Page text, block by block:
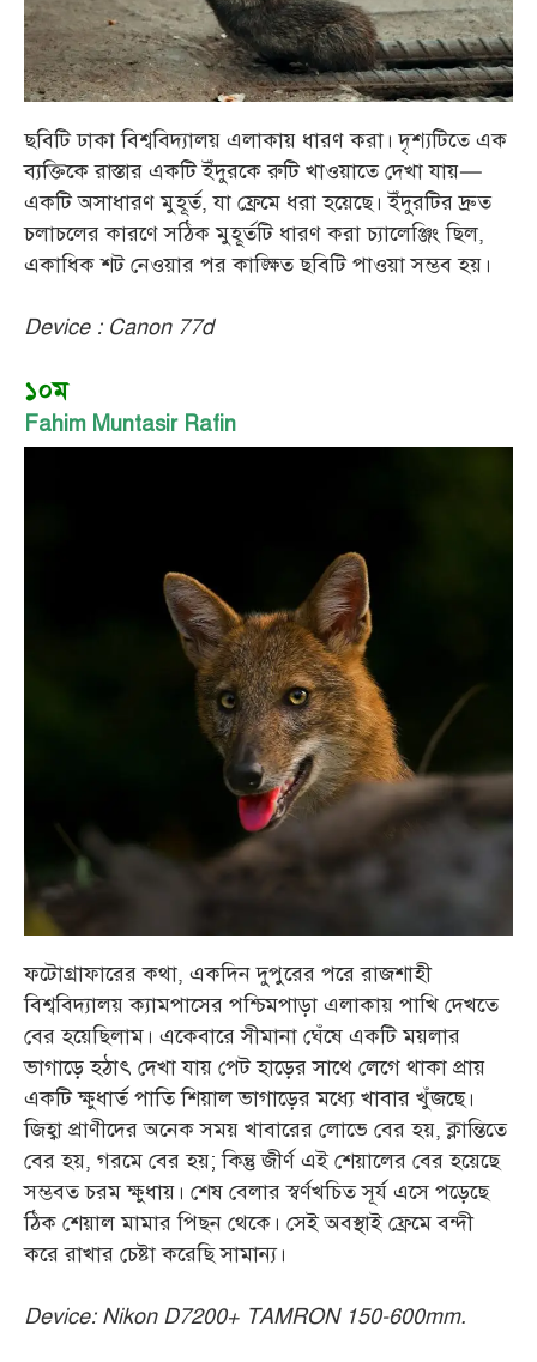
ছবিটি ঢাকা বিশ্ববিদ্যালয় এলাকায় ধারণ করা। দৃশ্যটিতে এক
ব্যক্তিকে রাস্তার একটি ইঁদুরকে রুটি খাওয়াতে দেখা যায়—
একটি অসাধারণ মুহূর্ত, যা ফ্রেমে ধরা হয়েছে। ইঁদুরটির দ্রুত
চলাচলের কারণে সঠিক মুহূর্তটি ধারণ করা চ্যালেঞ্জিং ছিল,
একাধিক শট নেওয়ার পর কাঙ্ক্ষিত ছবিটি পাওয়া সম্ভব হয়।
Device : Canon 77d
১০ম
Fahim Muntasir Rafin
ফটোগ্রাফারের কথা, একদিন দুপুরের পরে রাজশাহী
বিশ্ববিদ্যালয় ক্যামপাসের পশ্চিমপাড়া এলাকায় পাখি দেখতে
বের হয়েছিলাম। একেবারে সীমানা ঘেঁষে একটি ময়লার
ভাগাড়ে হঠাৎ দেখা যায় পেট হাড়ের সাথে লেগে থাকা প্রায়
একটি ক্ষুধার্ত পাতি শিয়াল ভাগাড়ের মধ্যে খাবার খুঁজছে।
জিহ্বা প্রাণীদের অনেক সময় খাবারের লোভে বের হয়, ক্লান্তিতে
বের হয়, গরমে বের হয়; কিন্তু জীর্ণ এই শেয়ালের বের হয়েছে
সম্ভবত চরম ক্ষুধায়। শেষ বেলার স্বর্ণখচিত সূর্য এসে পড়েছে
ঠিক শেয়াল মামার পিছন থেকে। সেই অবস্থাই ফ্রেমে বন্দী
করে রাখার চেষ্টা করেছি সামান্য।
Device: Nikon D7200+ TAMRON 150-600mm.